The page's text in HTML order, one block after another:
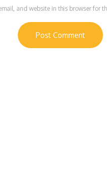
and website in this browser for